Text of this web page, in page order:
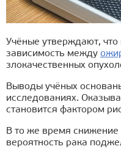
Учёные утверждают,
зависимость между
злокачественных
Выводы учёных
исследованиях.
становится фактором
В то же время снижение
вероятность рака